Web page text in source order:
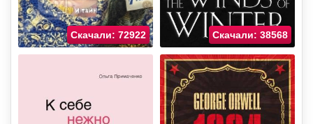
Скачали: 72922 Скачали: 38568